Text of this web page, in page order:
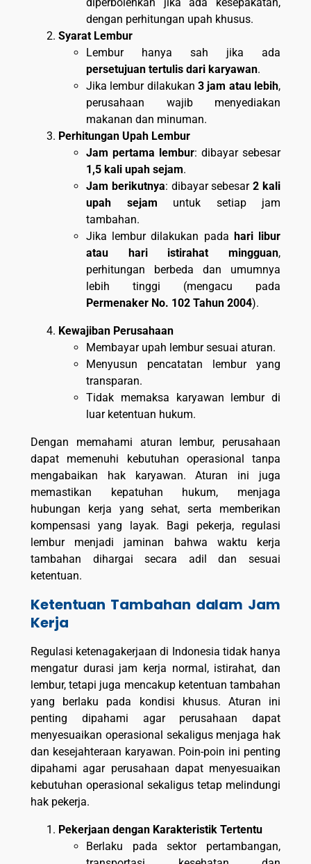
dengan perhitungan upah khusus.
Syarat Lembur
Lembur hanya sah jika ada
persetujuan tertulis dari karyawan.
Jika lembur dilakukan 3 jam atau lebih,
perusahaan wajib menyediakan
makanan dan minuman.
Perhitungan Upah Lembur
Jam pertama lembur: dibayar sebesar
1,5 kali upah sejam.
Jam berikutnya: dibayar sebesar2 kali
upah sejam untuk setiap jam
tambahan.
Jika lembur dilakukan pada hari libur
atau hari istirahat mingguan,
perhitungan berbeda dan umumnya
lebih tinggi (mengacu pada
Permenaker No. 102 Tahun 2004).
Kewajiban Perusahaan
Membayar upah lembur sesuai aturan.
Menyusun pencatatan lembur yang
transparan.
Tidak memaksa karyawan lembur di
luar ketentuan hukum.
Dengan memahami aturan lembur, perusahaan
dapat memenuhi kebutuhan operasional tanpa
mengabaikan hak karyawan. Aturan ini juga
memastikan kepatuhan hukum, menjaga
hubungan kerja yang sehat, serta memberikan
kompensasi yang layak. Bagi pekerja, regulasi
lembur menjadi jaminan bahwa waktu kerja
tambahan dihargai secara adil dan sesuai
ketentuan.
Ketentuan Tambahan dalam Jam
Kerja
Regulasi ketenagakerjaan di Indonesia tidak hanya
mengatur durasi jam kerja normal, istirahat, dan
lembur, tetapi juga mencakup ketentuan tambahan
yang berlaku pada kondisi khusus. Aturan ini
penting dipahami agar perusahaan dapat
menyesuaikan operasional sekaligus menjaga hak
dan kesejahteraan karyawan. Poin-poin ini penting
dipahami agar perusahaan dapat menyesuaikan
kebutuhan operasional sekaligus tetap melindungi
hak pekerja.
Pekerjaan dengan Karakteristik Tertentu
Berlaku pada sektor pertambangan,